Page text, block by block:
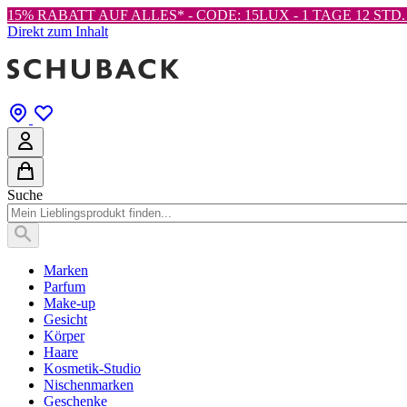
15% RABATT AUF ALLES* - CODE: 15LUX - 1 TAGE 12
Direkt zum Inhalt
Suche
Marken
Parfum
Make-up
Gesicht
Körper
Haare
Kosmetik-Studio
Nischenmarken
Geschenke